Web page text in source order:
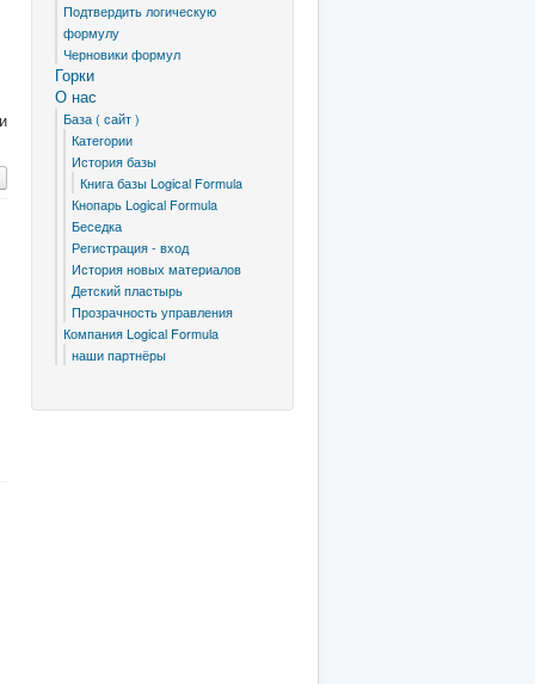
Подтвердить логическую
формулу
Черновики формул
Горки
О нас
База ( сайт )
Категории
История базы
Книга базы Logical Formula
Кнопарь Logical Formula
Беседка
Регистрация - вход
История новых материалов
Детский пластырь
Прозрачность управления
Компания Logical Formula
наши партнёры